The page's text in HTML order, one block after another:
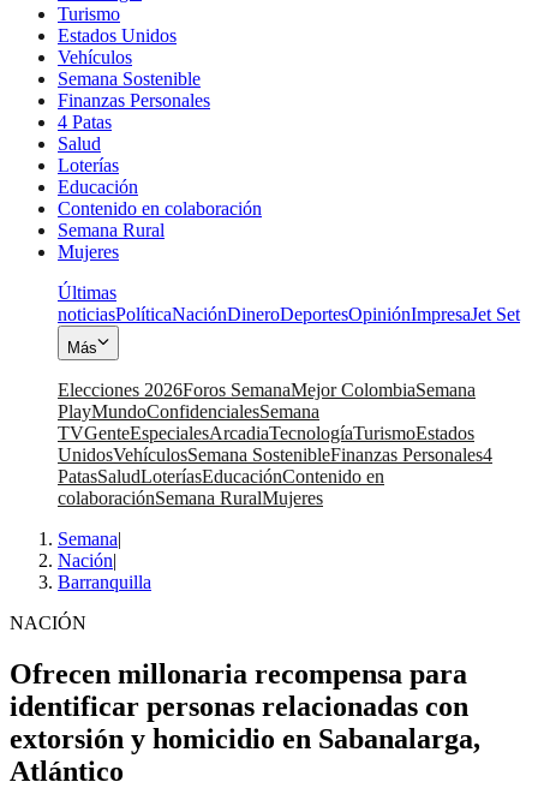
Turismo
Estados Unidos
Vehículos
Semana Sostenible
Finanzas Personales
4 Patas
Salud
Loterías
Educación
Contenido en colaboración
Semana Rural
Mujeres
Últimas
noticiasPolíticaNaciónDineroDeportesOpiniónImpresaJet Set
Más
Elecciones 2026Foros SemanaMejor ColombiaSemana
PlayMundoConfidencialesSemana
TVGenteEspecialesArcadiaTecnologíaTurismoEstados
UnidosVehículosSemana SostenibleFinanzas Personales4
PatasSaludLoteríasEducaciónContenido en
colaboraciónSemana RuralMujeres
Semana|
Nación|
Barranquilla
NACIÓN
Ofrecen millonaria recompensa para
identificar personas relacionadas con
extorsión y homicidio en Sabanalarga,
Atlántico